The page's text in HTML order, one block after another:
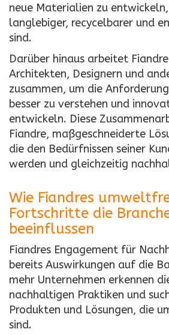
neue Materialien zu
langlebiger, recycelbarer und
sind.
Darüber hinaus arbeitet
Architekten, Designern und
zusammen, um die
besser zu verstehen und
entwickeln. Diese
Fiandre, maßgeschneiderte
die den Bedürfnissen seiner
werden und gleichzeitig
Wie Fiandres
Fortschritte die
beeinflussen
Fiandres Engagement für
bereits Auswirkungen auf die
mehr Unternehmen erkennen
nachhaltigen Praktiken und
Produkten und Lösungen, die
sind.